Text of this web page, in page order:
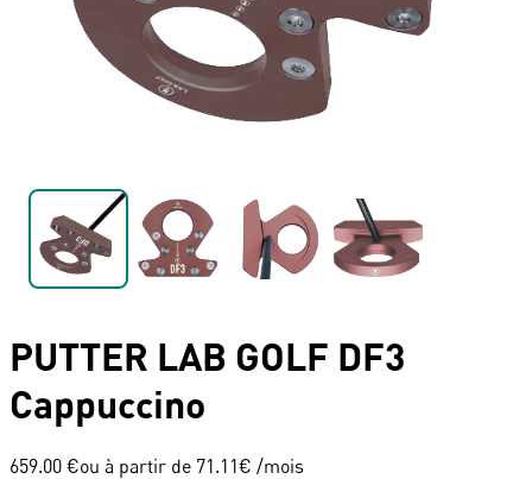
PUTTER LAB GOLF DF3
Cappuccino
659.00 €ou à partir de 71.11€ /mois